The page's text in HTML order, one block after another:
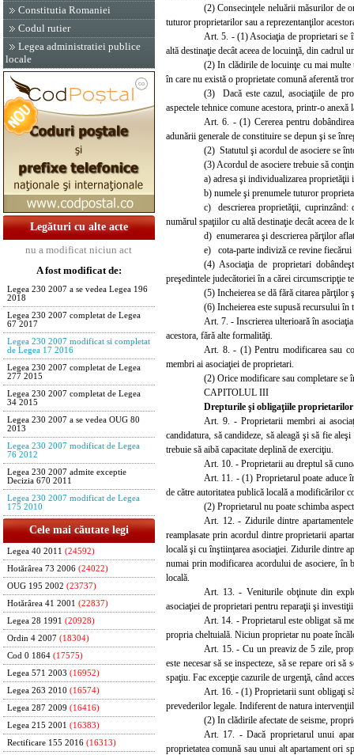
Constitutia Romaniei
Codul rutier
Legea administratiei publice
locale
Legături cu alte acte
nu a modificat niciun act
A fost modificat de:
Legea 230 2007 a se vedea Legea 196
2018
Legea 230 2007 completat de Legea
67 2017
Legea 230 2007 modificat si completat
de Legea 17 2016
Legea 230 2007 completat de Legea
277 2015
Legea 230 2007 completat de Legea
34 2015
Legea 230 2007 a se vedea OUG 80
2013
Legea 230 2007 modificat de Legea
76 2012
Legea 230 2007 admite exceptie
Decizia 670 2011
Legea 230 2007 modificat de Legea
175 2010
Cele mai căutate legi
Legea 40 2011 (24592)
Hotărârea 73 2006 (24022)
OUG 195 2002 (23737)
Hotărârea 41 2001 (22837)
Legea 28 1991 (20928)
Ordin 4 2007 (18304)
Cod 0 1864 (17575)
Legea 571 2003 (16952)
Legea 263 2010 (16574)
Legea 287 2009 (16416)
Legea 215 2001 (16383)
Rectificare 155 2016 (16313)
(2) Consecinţele neluării măsurilor de
tuturor proprietarilor sau a reprezentanţilor
Art. 5. - (1) Asociaţia de proprietari se
altă destinaţie decât aceea de locuinţă, din cadrul
(2) In clădirile de locuinţe cu mai multe
în care nu există o proprietate comună aferentă
(3) Dacă este cazul, asociaţiile de
aspectele tehnice comune acestora, printr-o anexă
Art. 6. - (1) Cererea pentru
adunării generale de constituire se depun şi se
(2) Statutul şi acordul de asociere se
(3) Acordul de asociere trebuie să
a) adresa şi individualizarea
b) numele şi prenumele tuturor
c) descrierea proprietăţii, cuprinzând:
numărul spaţiilor cu altă destinaţie decât aceea
d) enumerarea şi descrierea părţilor
e) cota-parte indiviză ce revine
(4) Asociaţia de proprietari
preşedintele judecătoriei în a cărei circumscripţie
(5) Incheierea se dă fără citarea părţilor
(6) Incheierea este supusă recursului în
Art. 7. - Inscrierea ulterioară în
acestora, fără alte formalităţi.
Art. 8. - (1) Pentru modificarea sau
membri ai asociaţiei de proprietari.
(2) Orice modificare sau completare se
CAPITOLUL III
Drepturile şi obligaţiile proprietarilor
Art. 9. - Proprietarii membri ai
candidatura, să candideze, să aleagă şi să fie
trebuie să aibă capacitate deplină de exerciţiu.
Art. 10. - Proprietarii au dreptul să
Art. 11. - (1) Proprietarul poate aduce
de către autoritatea publică locală a modificărilor
(2) Proprietarul nu poate schimba
Art. 12. - Zidurile dintre
reamplasate prin acordul dintre proprietarii
locală şi cu înştiinţarea asociaţiei. Zidurile dintre
numai prin modificarea acordului de asociere, în
locală.
Art. 13. - Veniturile obţinute din
asociaţiei de proprietari pentru reparaţii şi
Art. 14. - Proprietarul este obligat să
propria cheltuială. Niciun proprietar nu poate
Art. 15. - Cu un preaviz de 5 zile,
este necesar să se inspecteze, să se repare ori
spaţiu. Fac excepţie cazurile de urgenţă, când
Art. 16. - (1) Proprietarii sunt obligaţi
prevederilor legale. Indiferent de natura
(2) In clădirile afectate de seisme,
Art. 17. - Dacă proprietarul unui
proprietatea comună sau unui alt apartament ori